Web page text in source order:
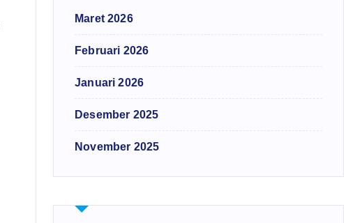
Maret 2026
Februari 2026
Januari 2026
Desember 2025
November 2025